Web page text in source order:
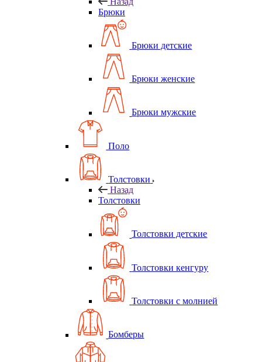
Брюки
Брюки детские
Брюки женские
Брюки мужские
Поло
Толстовки
Назад
Толстовки
Толстовки детские
Толстовки кенгуру
Толстовки с молнией
Бомберы